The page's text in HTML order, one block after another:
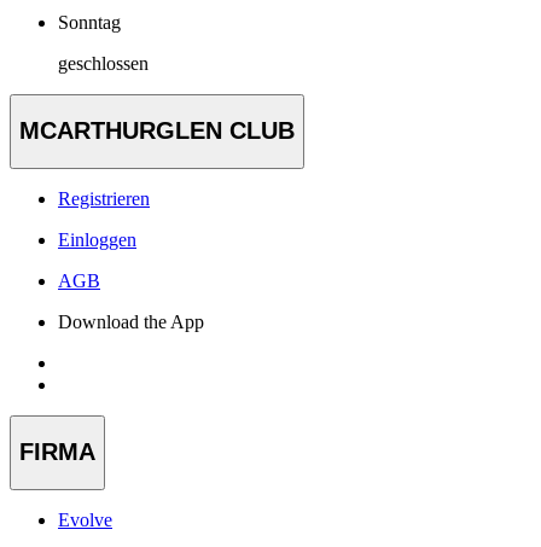
Sonntag
geschlossen
MCARTHURGLEN CLUB
Registrieren
Einloggen
AGB
Download the App
FIRMA
Evolve